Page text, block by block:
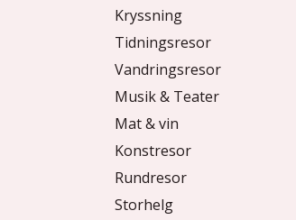
Kryssning
Tidningsresor
Vandringsresor
Musik & Teater
Mat & vin
Konstresor
Rundresor
Storhelg